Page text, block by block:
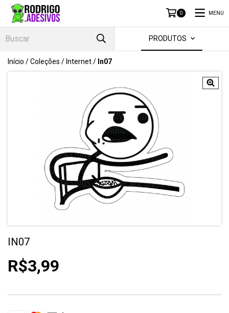
0 MENU
PRODUTOS
Início /Coleções / Internet/ In07
IN07
R$3,99